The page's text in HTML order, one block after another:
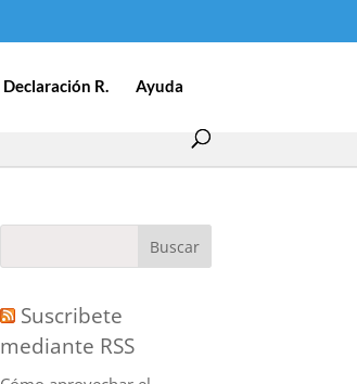
Declaración R. Ayuda
Suscribete
mediante RSS